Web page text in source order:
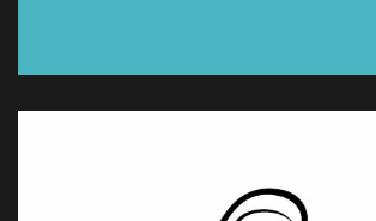
por Andrés Nicolás